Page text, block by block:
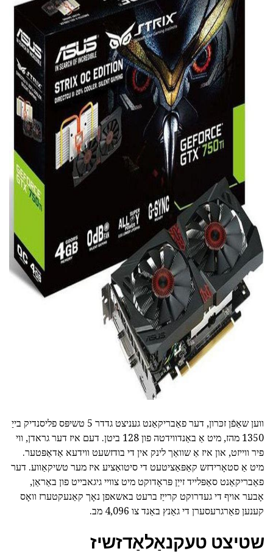
ad
ווען שאַפֿן זכּרון, דער פאַבריקאַנט געניצט גדדר 5 טשיפּס פליסנדיק בייַ
1350 מהז, מיט אַ באַנדווידטה פון 128 ביטן. דעם איז דער גראדן, ווי
פיר ווייזט, און איז אַ שוואַך לינק אין די בודזשעט ווידעא אַדאַפּטער.
מיט אַ סטאָרידזש קאַפּאַציטעט די סיטואַציע איז מער טשיקאַווע. דער
פאַבריקאַנט סאַפּלייד זייַן פּראָדוקט מיט צוויי גיגאבייט פון באַראַן,
אָבער אויף די געדרוקט קרייַז ברעט באשאפן נאָך קאַנעקטערז וואָס
קענען פאַרגרעסערן די גאַנץ באַנד צו 4,096 מב.
שטיצט טעקנאַלאַדזשיז